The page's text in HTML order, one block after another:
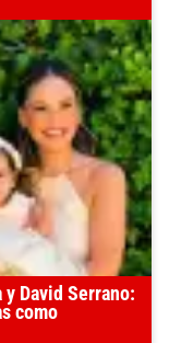
David Serrano:
como